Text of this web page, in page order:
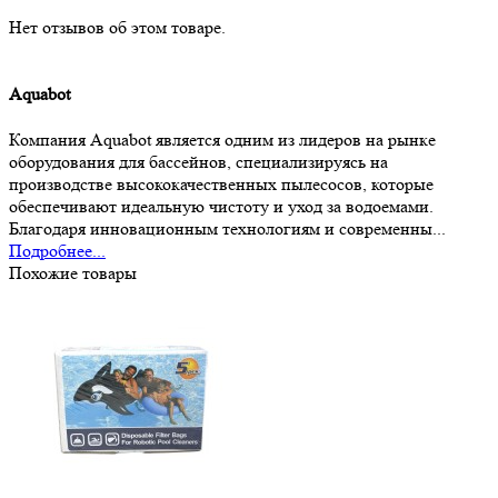
Нет отзывов об этом товаре.
Aquabot
Компания Aquabot является одним из лидеров на рынке
оборудования для бассейнов, специализируясь на
производстве высококачественных пылесосов, которые
обеспечивают идеальную чистоту и уход за водоемами.
Благодаря инновационным технологиям и современны...
Подробнее...
Похожие товары